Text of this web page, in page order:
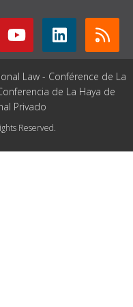
Law - Conférence de La
de La Haya de
Privado
Reserved.